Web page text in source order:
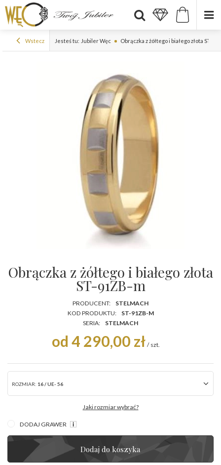
Wstecz Jesteś tu: Jubiler Węc Obrączka z żółtego i białego złota ST-
Obrączka z żółtego i białego złota
ST-91ZB-m
PRODUCENT:
STELMACH
KOD PRODUKTU:
ST-91ZB-M
SERIA:
STELMACH
od 4 290,00 zł / szt.
ROZMIAR: 16 / UE- 56
Jaki rozmiar wybrać?
DODAJ GRAWER
Dodaj do koszyka